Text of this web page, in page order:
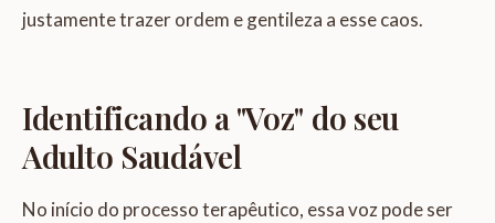
justamente trazer ordem e gentileza a esse caos.
Identificando a "Voz" do seu
Adulto Saudável
No início do processo terapêutico, essa voz pode ser